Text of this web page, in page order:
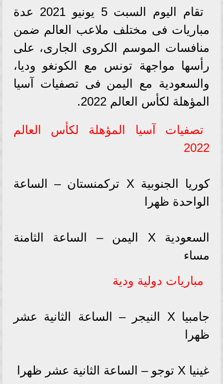
تقام اليوم السبت 5 يونيو 2021 عدة
مباريات فى مختلف ملاعب العالم ضمن
منافسات الموسم الكروى الجارى، على
رأسها مواجهة تونس مع الكونغو وديا،
والسعودية مع اليمن فى تصفيات آسيا
المؤهلة لكأس العالم 2022.
تصفيات آسيا المؤهلة لكأس العالم
2022
كوريا الجنوبية X تركمنستان – الساعة
الواحدة ظهرا
السعودية X اليمن – الساعة الثامنة
مساء
مباريات دولية ودية
جامبيا X النيجر – الساعة الثانية عشر
ظهرا
غينيا X توجو – الساعة الثانية عشر ظهرا